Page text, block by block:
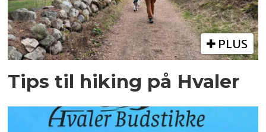
PLUS
Tips til hiking på Hvaler